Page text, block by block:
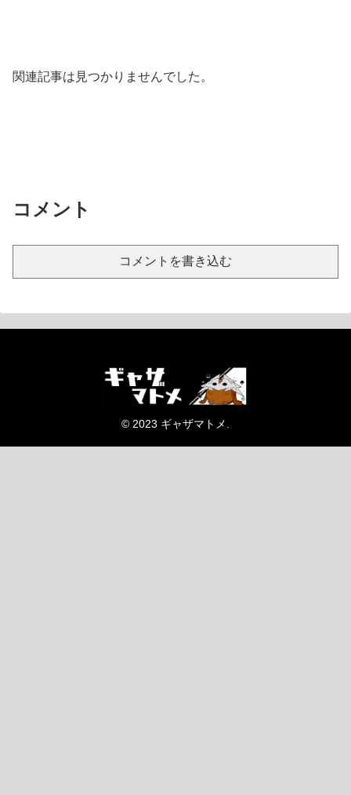
関連記事は見つかりませんでした。
コメント
コメントを書き込む
© 2023 ギャザマトメ.